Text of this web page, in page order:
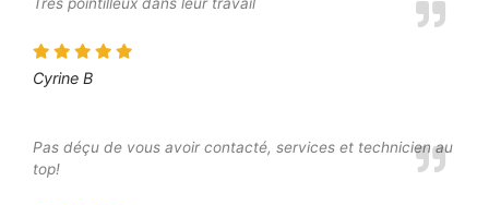
Cyrine B
Pas déçu de vous avoir contacté, services et technicien au
top!